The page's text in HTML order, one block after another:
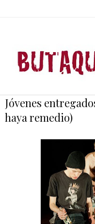
Jóvenes
haya remedio)